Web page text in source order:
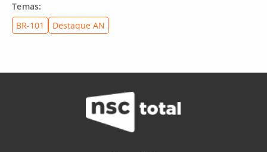
Temas:
BR-101
Destaque AN